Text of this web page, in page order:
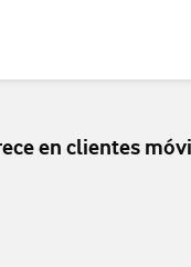
en clientes